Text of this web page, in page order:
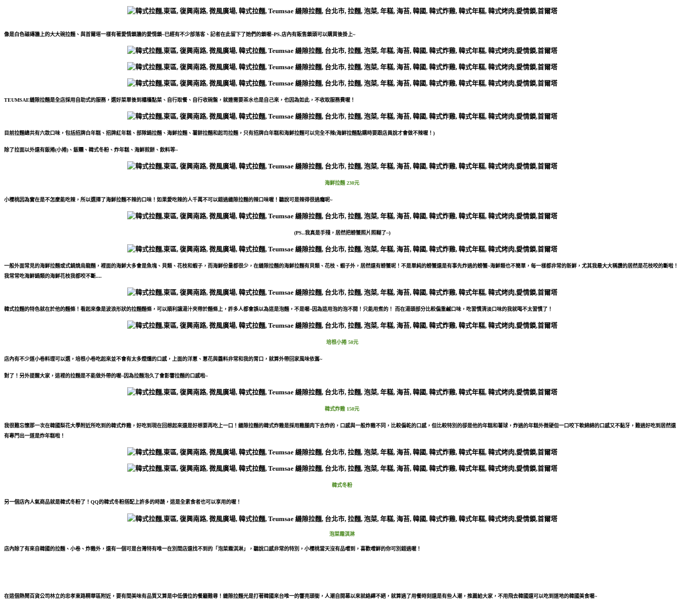
像是白色磁磚牆上的大大碗拉麵、與首爾塔一樣有著愛情鎖牆的愛情鎖~已經有不少部落客、記者在此留下了她們的鎖喔~PS.店內有販售鎖頭可以購買後掛上~
TEUMSAE縫隙拉麵是全店採用自助式的服務，選好菜單後到櫃檯點菜、自行取餐、自行收碗盤，就連需要茶水也是自己來，也因為如此，不收取服務費喔！
目前拉麵總共有六款口味，包括招牌白年糕、招牌紅年糕、部隊鍋拉麵、海鮮拉麵、薯餅拉麵和起司拉麵，只有招牌白年糕和海鮮拉麵可以完全不辣(海鮮拉麵點購時要跟店員說才會做不辣喔！)
除了拉面以外還有飯捲(小捲)、飯糰、韓式冬粉、炸年糕、海鮮煎餅、飲料等~
海鮮拉麵 230元
小櫻桃因為實在是不怎麼能吃辣，所以選擇了海鮮拉麵不辣的口味！如果愛吃辣的人千萬不可以錯過縫隙拉麵的辣口味喔！聽說可是辣得很過癮呢~
(PS..我真是手殘，居然把螃蟹照片照糊了~)
一般外面常見的海鮮拉麵或式鍋燒烏龍麵，裡面的海鮮大多會是魚塊、貝類、花枝和蝦子，而海鮮份量都很少，在縫隙拉麵的海鮮拉麵有貝類、花枝、蝦子外，居然還有螃蟹呢！不是單純的螃蟹還是有事先炸過的螃蟹~海鮮類也不簡單，每一樣都非常的新鮮，尤其我最大大稱讚的居然是花枝咬的斷啦！
我常常吃海鮮鍋類的海鮮花枝我都咬不斷....
韓式拉麵的特色就在於他的麵條！看起來像是波浪形狀的拉麵麵條，可以順利讓湯汁夾帶於麵條上，許多人都會誤以為這是泡麵，不是喔~因為這用泡的泡不開！只能用煮的！ 而在湯頭部分比較偏重鹹口味，吃習慣清淡口味的我就喝不太習慣了！
培根小捲 50元
店內有不少道小卷料理可以選，培根小卷吃起來並不會有太多煙燻的口感，上面的洋蔥、蔥花與醬料非常和我的胃口，就算外帶回家風味依舊~
對了！另外提醒大家，這裡的拉麵是不能做外帶的喔~因為拉麵泡久了會影響拉麵的口感啦~
韓式炸雞 150元
我很難忘懷那一次在韓國梨花大學附近所吃到的韓式炸雞，好吃到現在回想起來還是好想要再吃上一口！縫隙拉麵的韓式炸雞是採用雞腿肉下去炸的，口感與一般炸雞不同，比較偏乾的口感，但比較特別的卻是他的年糕和薯球，炸過的年糕外微硬但一口咬下軟綿綿的口感又不黏牙，難過好吃到居然還
有專門出一道是炸年糕啦！
韓式冬粉
另一個店內人氣商品就是韓式冬粉了！QQ的韓式冬粉搭配上許多的時蔬，這是全素食者也可以享用的喔！
泡菜霜淇淋
店內除了有來自韓國的拉麵、小卷、炸雞外，還有一個可是台灣特有唯一在別間店還找不到的「泡菜霜淇淋」，聽說口感非常的特別，小櫻桃當天沒有品嚐到，喜歡嚐鮮的你可別錯過喔！
在這個熱鬧百貨公司林立的忠孝東路精華區附近，要有間美味有品質又算是中低價位的餐廳難尋！縫隙拉麵光是打著韓國來台唯一的響亮頭銜，人潮自開幕以來就絡繹不絕，就算過了用餐時刻還是有些人潮，推薦給大家，不用飛去韓國還可以吃到道地的韓國美食喔~